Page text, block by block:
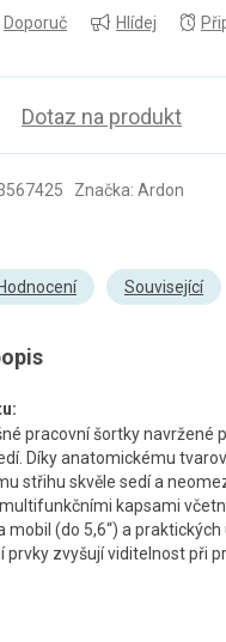
Doporuč
Hlídej
Dotaz na produkt
Značka: Ardon
Hodnocení Související
pracovní šortky navržené
Díky anatomickému
střihu skvěle sedí a
kapsami
mobil (do 5,6“) a
prvky zvyšují viditelnost při